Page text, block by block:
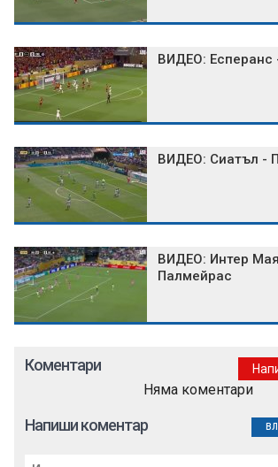
ВИДЕО: Есперанс
ВИДЕО: Сиатъл -
ВИДЕО: Интер
Палмейрас
Коментари
Няма коментари
Напиши коментар